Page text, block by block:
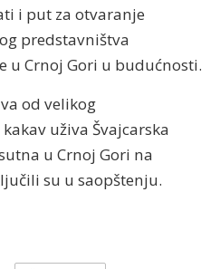
i put za otvaranje
predstavništva
u Crnoj Gori u budućnosti.
od velikog
uživa Švajcarska
u Crnoj Gori na
su u saopštenju.